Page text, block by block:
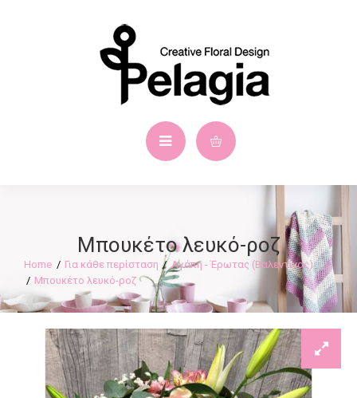
Μπουκέτο λευκό-ροζ
Για κάθε περίσταση
Αγάπη - Έρωτας (Βαλεντίνος)
Μπουκέτο λευκό-ροζ